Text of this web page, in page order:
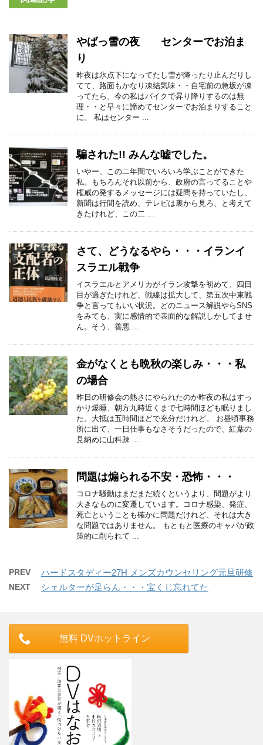
やばっ雪の夜 センターでお泊ま
り
昨夜は氷点下になってたし雪が降ったり止んだりし
てて、路面もかなり凍結気味・・自宅前の急坂が凍
ってたら、今の私はバイクで昇り降りするのは無
理・・と早々に諦めてセンターでお泊まりすること
に。 私はセンター ...
騙された!! みんな嘘でした。
いやー、この二年間でいろいろ学ぶことができた
私。もちろんそれ以前から、政府の言ってることや
権威の発するメッセージには疑問を持っていたし、
新聞は行間を読め、テレビは裏から見ろ、と考えて
きたけれど、この二 ...
さて、どうなるやら・・・イランイ
スラエル戦争
イスラエルとアメリカがイラン攻撃を初めて、四日
目が過ぎたけれど、戦線は拡大して、第五次中東戦
争と言ってもいい状況。どのニュース解説やらSNS
をみても、実に感情的で表面的な解説しかしてませ
ん。そう、善悪 ...
金がなくとも晩秋の楽しみ・・・私
の場合
昨日の研修会の熱さにやられたのか昨夜の私はすっ
かり爆睡、朝方九時近くまで七時間ほども眠りまし
た。大抵は五時間ほどで充分だけれど。 お昼頃事務
所に出て、一日仕事もなさそうだったので、紅葉の
見納めに山科疎 ...
問題は煽られる不安・恐怖・・・
コロナ騒動はまだまだ続くというより、問題がより
大きなものに変遷しています。コロナ感染、発症、
死亡ということも確かに問題だけれど、それは大き
な問題ではありません。 もともと医療のキャパが政
策的に削られて ...
PREV ハードスタディー27H メンズカウンセリング元旦研修
NEXT シェルターが足らん・・・宝くじ忘れてた
無料 DVホットライン